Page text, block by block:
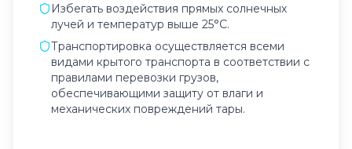
Избегать воздействия прямых солнечных
лучей и температур выше 25°C.
Транспортировка осуществляется всеми
видами крытого транспорта в соответствии с
правилами перевозки грузов,
обеспечивающими защиту от влаги и
механических повреждений тары.